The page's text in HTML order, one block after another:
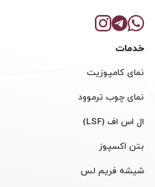
خدمات
نمای کامپوزیت
نمای چوب ترموود
ال اس اف (LSF)
بتن اکسپوز
شیشه فریم لس